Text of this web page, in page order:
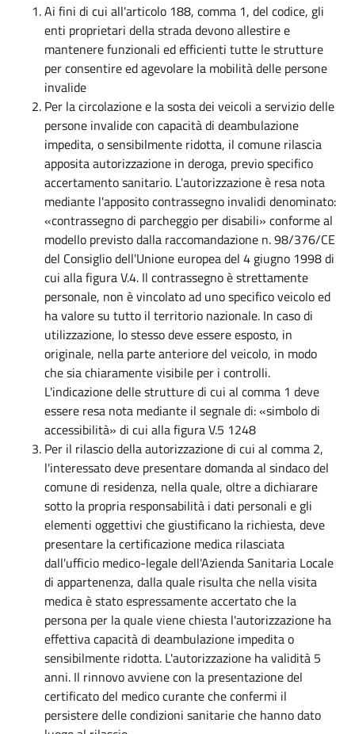
Ai fini di cui all'articolo 188, comma 1, del codice, gli
enti proprietari della strada devono allestire e
mantenere funzionali ed efficienti tutte le strutture
per consentire ed agevolare la mobilità delle persone
invalide
Per la circolazione e la sosta dei veicoli a servizio delle
persone invalide con capacità di deambulazione
impedita, o sensibilmente ridotta, il comune rilascia
apposita autorizzazione in deroga, previo specifico
accertamento sanitario. L'autorizzazione è resa nota
mediante l'apposito contrassegno invalidi denominato:
«contrassegno di parcheggio per disabili» conforme al
modello previsto dalla raccomandazione n. 98/376/CE
del Consiglio dell'Unione europea del 4 giugno 1998 di
cui alla figura V.4. Il contrassegno è strettamente
personale, non è vincolato ad uno specifico veicolo ed
ha valore su tutto il territorio nazionale. In caso di
utilizzazione, lo stesso deve essere esposto, in
originale, nella parte anteriore del veicolo, in modo
che sia chiaramente visibile per i controlli.
L'indicazione delle strutture di cui al comma 1 deve
essere resa nota mediante il segnale di: «simbolo di
accessibilità» di cui alla figura V.5 1248
Per il rilascio della autorizzazione di cui al comma 2,
l'interessato deve presentare domanda al sindaco del
comune di residenza, nella quale, oltre a dichiarare
sotto la propria responsabilità i dati personali e gli
elementi oggettivi che giustificano la richiesta, deve
presentare la certificazione medica rilasciata
dall'ufficio medico-legale dell'Azienda Sanitaria Locale
di appartenenza, dalla quale risulta che nella visita
medica è stato espressamente accertato che la
persona per la quale viene chiesta l'autorizzazione ha
effettiva capacità di deambulazione impedita o
sensibilmente ridotta. L'autorizzazione ha validità 5
anni. Il rinnovo avviene con la presentazione del
certificato del medico curante che confermi il
persistere delle condizioni sanitarie che hanno dato